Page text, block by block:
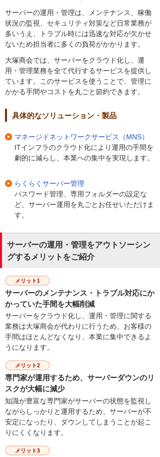
サーバーの運用・管理は、メンテナンス、稼働
状況の監視、セキュリティ対策など日常業務が
多いうえ、トラブル時には迅速な対応が欠かせ
ないため担当者に多くの負荷がかかります。
大塚商会では、サーバーをクラウド化し、運
用・管理業務を全て代行するサービスを提供し
ています。このサービスを使うことで、管理に
かかる手間やコストを丸ごと節約できます。
具体的なソリューション・製品
マネージドネットワークサービス（MNS）
ITインフラのクラウド化により運用の手間を
劇的に減らし、本業への集中を実現します。
らくらくサーバー管理
パスワード管理、専用フォルダーの設定な
ど、サーバー運用を丸ごとお任せいただけま
す。
サーバーの運用・管理をアウトソーシン
グするメリットをご紹介
メリット1
サーバーのメンテナンス・トラブル対応にか
かっていた手間を大幅削減
サーバーをクラウド化し、運用・管理に関する
業務は大塚商会が代わりに行うため、お客様の
手間はほとんどなくなり、本業に集中できるよ
うになります。
メリット2
専門家が運用するため、サーバーダウンのリ
スクが大幅に減少
知識が豊富な専門家がサーバーの状態を監視し
ながらしっかりと運用するため、サーバーが不
安定になったり、ダウンしてしまうことが起こ
りにくくなります。
メリット3